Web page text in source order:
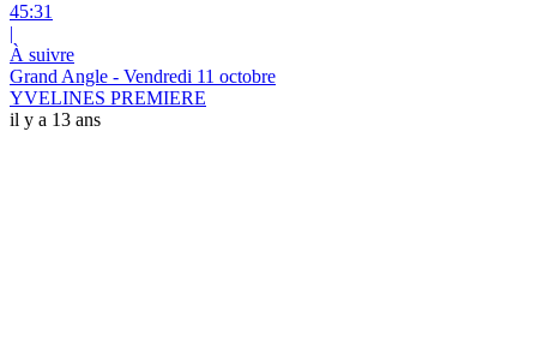
45:31
|
À suivre
Grand Angle - Vendredi 11 octobre
YVELINES PREMIERE
il y a 13 ans